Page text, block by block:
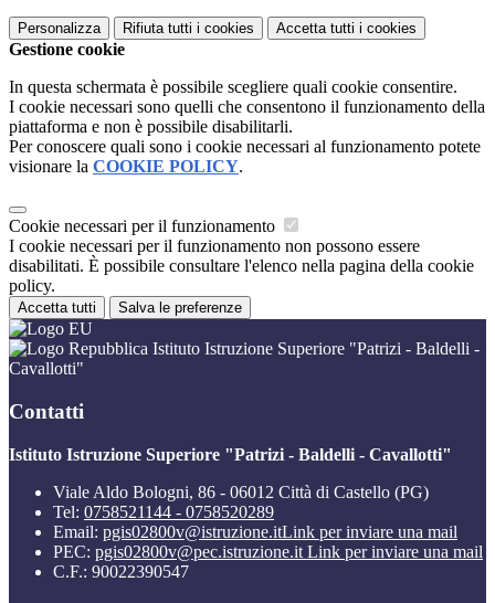
Personalizza Rifiuta tutti i cookies Accetta tutti i cookies
Gestione cookie
In questa schermata è possibile scegliere quali cookie consentire.
I cookie necessari sono quelli che consentono il funzionamento della
piattaforma e non è possibile disabilitarli.
Per conoscere quali sono i cookie necessari al funzionamento potete
visionare la COOKIE POLICY.
Cookie necessari per il funzionamento
I cookie necessari per il funzionamento non possono essere
disabilitati. È possibile consultare l'elenco nella pagina della cookie
policy.
Accetta tutti Salva le preferenze
Istituto Istruzione Superiore "Patrizi - Baldelli -
Cavallotti"
Contatti
Istituto Istruzione Superiore "Patrizi - Baldelli - Cavallotti"
Viale Aldo Bologni, 86 - 06012 Città di Castello (PG)
Tel: 0758521144 - 0758520289
Email: pgis02800v@istruzione.itLink per inviare una mail
PEC: pgis02800v@pec.istruzione.it Link per inviare una mail
C.F.: 90022390547